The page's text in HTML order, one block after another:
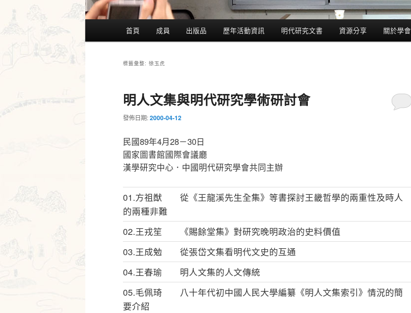
首頁 成員 出版品 歷年活動資訊 明代研究文書 資源分享 關於學會
標籤彙整: 徐玉虎
明人文集與明代研究學術研討會
發佈日期:2000-04-12
民國89年4月28－30日
國家圖書館國際會議廳
漢學研究中心．中國明代研究學會共同主辦
01.方祖猷 從《王龍溪先生全集》等書探討王畿哲學的兩重性及時人
的兩種非難
02.王戎笙 《賜餘堂集》對研究晚明政治的史料價值
03.王成勉 從張岱文集看明代文史的互通
04.王春瑜 明人文集的人文傳統
05.毛佩琦 八十年代初中國人民大學編纂《明人文集索引》情況的簡
要介紹